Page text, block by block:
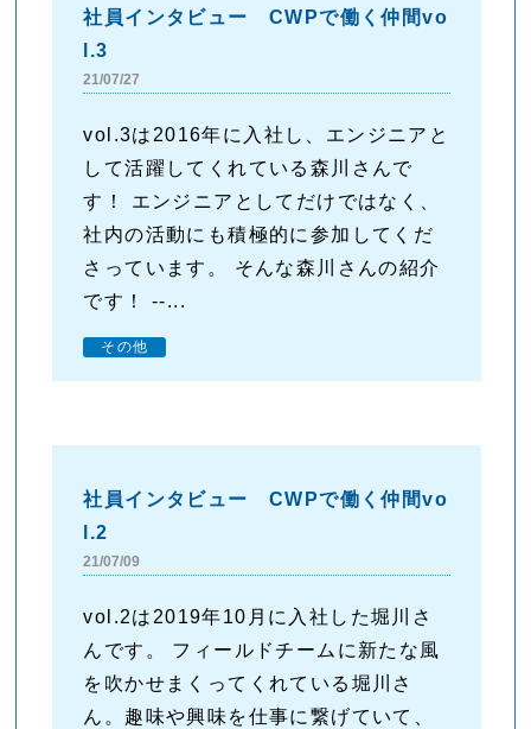
社員インタビュー CWPで働く仲間vo
l.3
21/07/27
vol.3は2016年に入社し、エンジニアと
して活躍してくれている森川さんで
す！ エンジニアとしてだけではなく、
社内の活動にも積極的に参加してくだ
さっています。 そんな森川さんの紹介
です！ --...
その他
社員インタビュー CWPで働く仲間vo
l.2
21/07/09
vol.2は2019年10月に入社した堀川さ
んです。 フィールドチームに新たな風
を吹かせまくってくれている堀川さ
ん。趣味や興味を仕事に繋げていて、